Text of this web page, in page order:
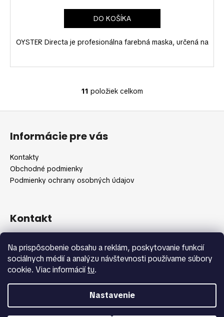
Na prispôsobenie obsahu a reklám, poskytovanie funkcií
sociálnych médií a analýzu návštevnosti používame súbory
cookie. Viac informáciítu.
Nastavenie
DO KOŠÍKA
OYSTER Directa je profesionálna farebná maska, určená na
O
v
e
k
v
ý
i
s
u
11 položiek celkom
Z
Informácie pre vás
Kontakty
Obchodné podmienky
Podmienky ochrany osobných údajov
Kontakt
+420 775 371 692